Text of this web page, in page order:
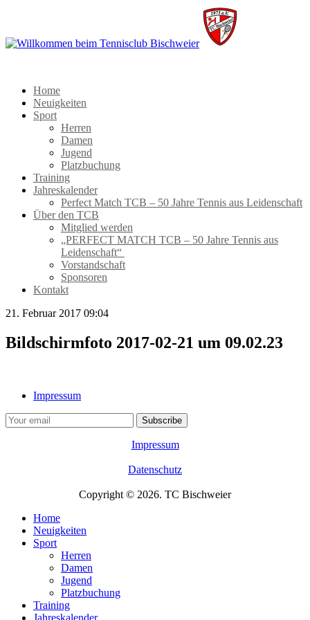
Home
Neuigkeiten
Sport
Herren
Damen
Jugend
Platzbuchung
Training
Jahreskalender
Perfect Match TCB – 50 Jahre Tennis aus Leidenschaft
Über den TCB
Mitglied werden
„PERFECT MATCH TCB – 50 Jahre Tennis aus
Leidenschaft“
Vorstandschaft
Sponsoren
Kontakt
21. Februar 2017 09:04
Bildschirmfoto 2017-02-21 um 09.02.23
Impressum
Impressum
Datenschutz
Copyright © 2026. TC Bischweier
Home
Neuigkeiten
Sport
Herren
Damen
Jugend
Platzbuchung
Training
Jahreskalender